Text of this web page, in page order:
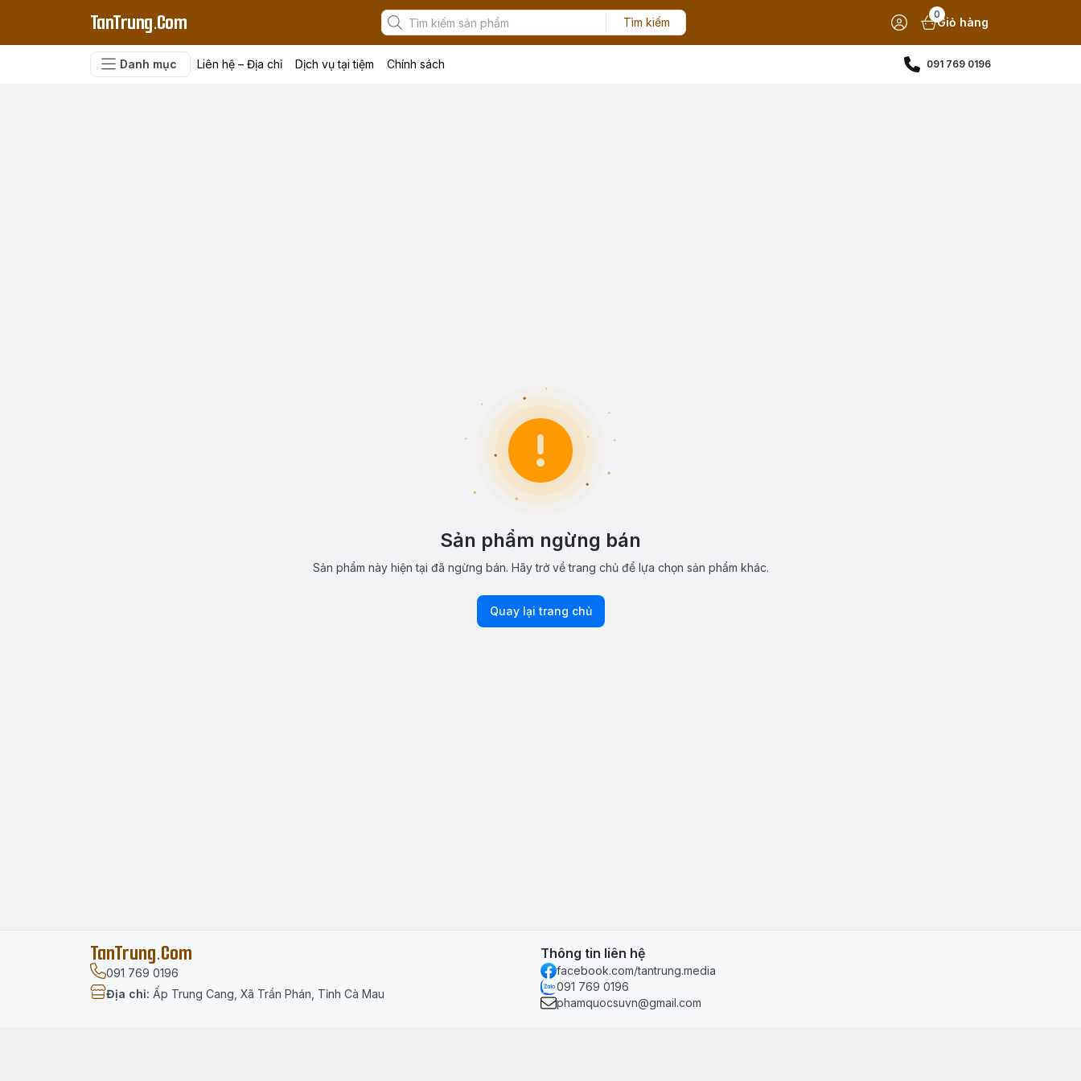
TanTrung.Com Tìm kiếm
0
Giỏ hàng
Danh mục Liên hệ – Địa chỉ Dịch vụ tại tiệm Chính sách 091 769 0196
Sản phẩm ngừng bán
Sản phẩm này hiện tại đã ngừng bán. Hãy trở về trang chủ để lựa chọn sản phẩm khác.
Quay lại trang chủ
TanTrung.Com
091 769 0196
Địa chỉ: Ấp Trung Cang, Xã Trần Phán, Tỉnh Cà Mau
Thông tin liên hệ
facebook.com/tantrung.media
091 769 0196
phamquocsuvn@gmail.com